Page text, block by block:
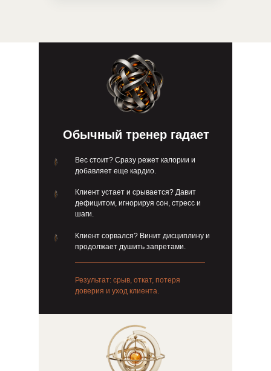
Обычный тренер гадает
Вес стоит? Сразу режет калории и
добавляет еще кардио.
Клиент устает и срывается? Давит
дефицитом, игнорируя сон, стресс и
шаги.
Клиент сорвался? Винит дисциплину и
продолжает душить запретами.
Результат: срыв, откат, потеря
доверия и уход клиента.